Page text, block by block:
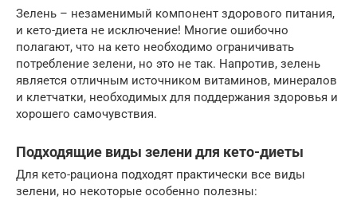
Зелень – незаменимый компонент здорового питания,
и кето-диета не исключение! Многие ошибочно
полагают, что на кето необходимо ограничивать
потребление зелени, но это не так. Напротив, зелень
является отличным источником витаминов, минералов
и клетчатки, необходимых для поддержания здоровья и
хорошего самочувствия.
Подходящие виды зелени для кето-диеты
Для кето-рациона подходят практически все виды
зелени, но некоторые особенно полезны: